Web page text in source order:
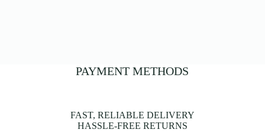
PAYMENT METHODS
FAST, RELIABLE DELIVERY
HASSLE-FREE RETURNS